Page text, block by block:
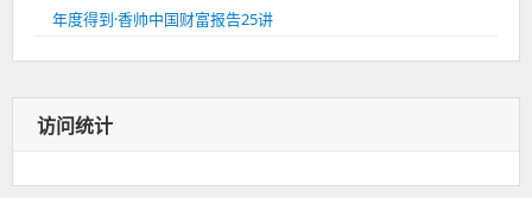
年度得到·香帅中国财富报告25讲
访问统计